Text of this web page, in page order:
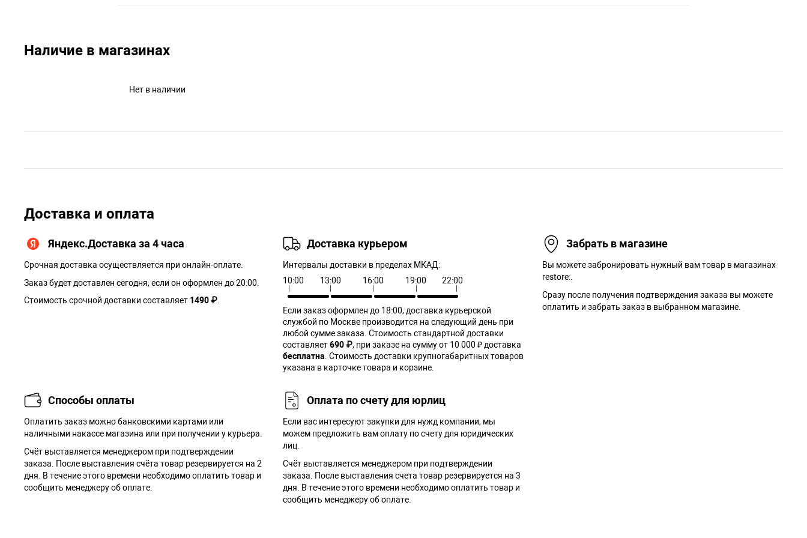
Наличие в магазинах
Нет в наличии
Доставка и оплата
Яндекс.Доставка за 4 часа
Срочная доставка осуществляется при онлайн-оплате.
Заказ будет доставлен сегодня, если он оформлен до 20:00.
Стоимость срочной доставки составляет 1490 ₽
Доставка курьером
Интервалы доставки в пределах МКАД:
10:00
13:00 16:00 19:00 22:00
Если заказ оформлен до 18:00, доставка курьерской
службой по Москве производится на следующий день при
любой сумме заказа. Cтоимость стандартной доставки
составляет690 ₽, при заказе на сумму от 10 000 ₽ доставка
бесплатна . Стоимость доставки крупногабаритных товаров
указана в карточке товара и корзине.
Забрать в магазине
Вы можете забронировать нужный вам товар в магазинах
restore:.
Сразу после получения подтверждения заказа вы можете
оплатить и забрать заказ в выбранном магазине.
Способы оплаты
Оплатить заказ можно банковскими картами или
наличными накассе магазина или при получении у курьера.
Cчёт выставляется менеджером при подтверждении
заказа. После выставления счёта товар резервируется на 2
дня. В течение этого времени необходимо оплатить товар и
сообщить менеджеру об оплате.
Оплата по счету для юрлиц
Если вас интересуют закупки для нужд компании, мы
можем предложить вам оплату по счету для юридических
лиц.
Счёт выставляется менеджером при подтверждении
заказа. После выставления счета товар резервируется на 3
дня. В течение этого времени необходимо оплатить товар и
сообщить менеджеру об оплате.